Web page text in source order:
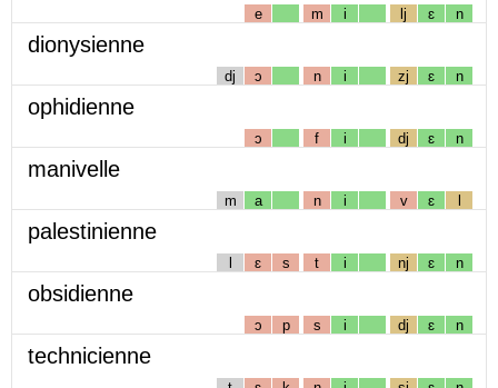
e m i lj ɛ n
dionysienne
dj ɔ n i zj ɛ n
ophidienne
ɔ f i dj ɛ n
manivelle
m a n i v ɛ l
palestinienne
l ɛ s t i nj ɛ n
obsidienne
ɔ p s i dj ɛ n
technicienne